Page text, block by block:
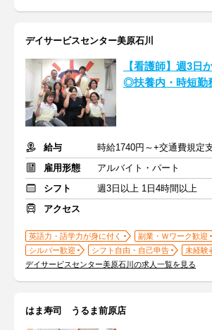
デイサービスセンター美原石川
【看護師】週3日
◎扶養内・時短勤
給与
時給1740円～+交通費規定
雇用形態
アルバイト・パート
シフト
週3日以上 1日4時間以上
アクセス
英語力・語学力が身に付く
副業・Ｗワーク歓迎
シルバー歓迎
シフト自由・自己申告
未経験
デイサービスセンター美原石川の求人一覧を見る
はま寿司 うるま前原店